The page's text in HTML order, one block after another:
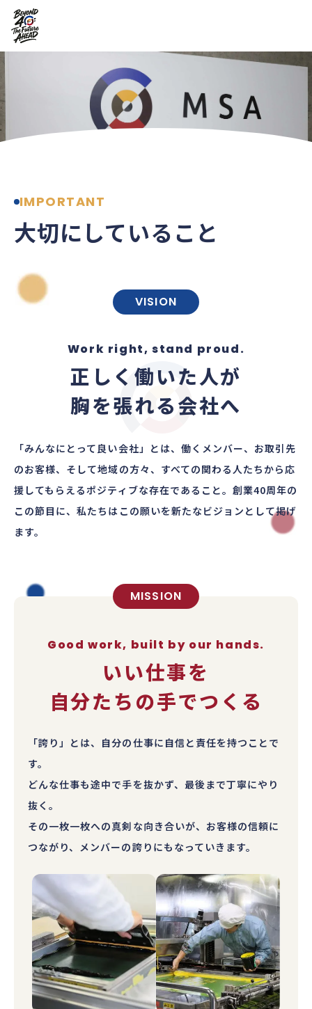
IMPORTANT
大切にしていること
VISION
Work right, stand proud.
正しく働いた人が
胸を張れる会社へ
「みんなにとって良い会社」とは、働くメンバー、 お取引先
のお客様、そして地域の方々、 すべての関わる人たちから応
援してもらえるポジティブな存在であること。創業40周年の
この節目に、私たちはこの願いを新たなビジョンとして掲げ
ます。
MISSION
Good work, built by our hands.
いい仕事を
自分たちの手でつくる
「誇り」とは、自分の仕事に自信と責任を持つことで
す。
どんな仕事も途中で手を抜かず、最後まで丁寧にやり
抜く。
その一枚一枚への真剣な向き合いが、お客様の信頼に
つながり、メンバーの誇りにもなっていきます。